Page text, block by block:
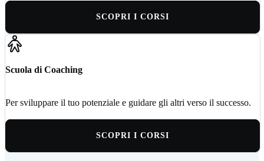
SCOPRI I CORSI
Scuola di Coaching
Per sviluppare il tuo potenziale e guidare gli altri verso il successo.
SCOPRI I CORSI